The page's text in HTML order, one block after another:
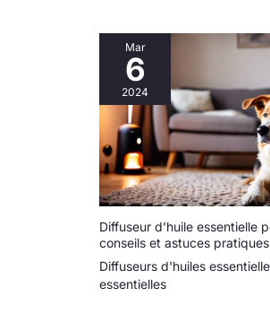
Mar
6
2024
Diffuseur d’huile essentielle
conseils et astuces pratiques
Diffuseurs d'huiles
essentielles